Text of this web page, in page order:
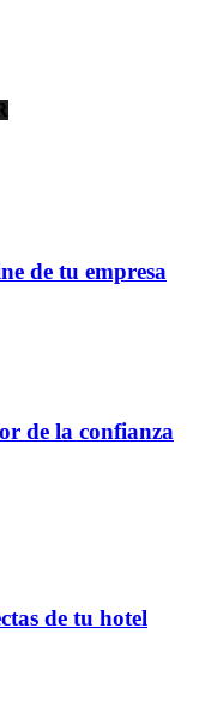
de tu empresa
de la confianza
de tu hotel